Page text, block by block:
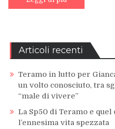
Articoli recenti
Teramo in lutto per
un volto conosciuto, tra
“male di vivere”
La Sp50 di Teramo e
l’ennesima vita spezzata